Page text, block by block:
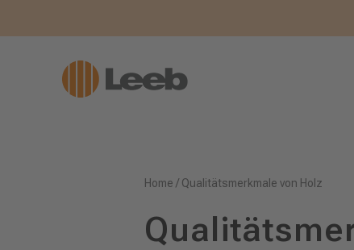
Home / Qualitätsmerkmale von Holz